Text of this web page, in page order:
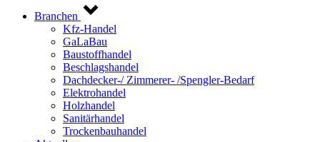
Branchen
Kfz-Handel
GaLaBau
Baustoffhandel
Beschlagshandel
Dachdecker-/ Zimmerer- /Spengler-Bedarf
Elektrohandel
Holzhandel
Sanitärhandel
Trockenbauhandel